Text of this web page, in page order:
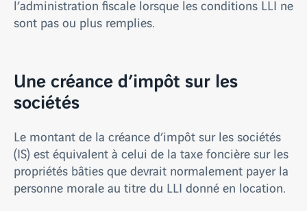
l’administration fiscale lorsque les conditions LLI ne
sont pas ou plus remplies.
Une créance d’impôt sur les
sociétés
Le montant de la créance d’impôt sur les sociétés
(IS) est équivalent à celui de la taxe foncière sur les
propriétés bâties que devrait normalement payer la
personne morale au titre du LLI donné en location.